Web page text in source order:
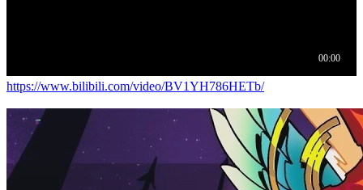
https://www.bilibili.com/video/BV1YH786HETb/